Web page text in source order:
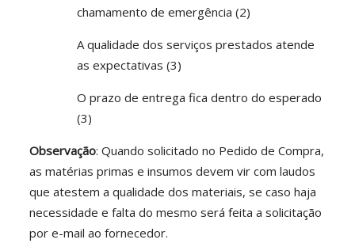
chamamento de emergência (2)
A qualidade dos serviços prestados atende
as expectativas (3)
O prazo de entrega fica dentro do esperado
(3)
Observação: Quando solicitado no Pedido de Compra,
as matérias primas e insumos devem vir com laudos
que atestem a qualidade dos materiais, se caso haja
necessidade e falta do mesmo será feita a solicitação
por e-mail ao fornecedor.